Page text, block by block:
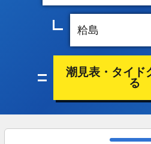
潮見表・タイド
る